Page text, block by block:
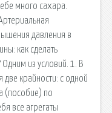
много сахара.
давления в
как сделать
из условий. 1. В
крайности: с одной
(пособие) по
все агрегаты